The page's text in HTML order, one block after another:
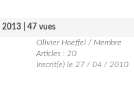
| 47 vues
Olivier Hoeffel / Membre
Articles : 20
Inscrit(e) le 27 / 04 / 2010